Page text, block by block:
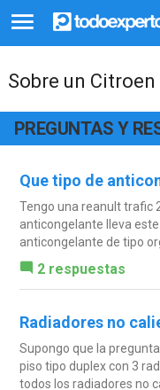
Sobre un Citroen
PREGUNTAS Y
Que tipo de
Tengo una reanult trafic
anticongelante lleva
anticongelante de tipo
2 respuestas
Radiadores no
Supongo que la
piso tipo duplex con 3
todos los radiadores no